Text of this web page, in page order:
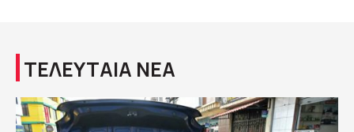
ΤΕΛΕΥΤΑΙΑ ΝΕΑ